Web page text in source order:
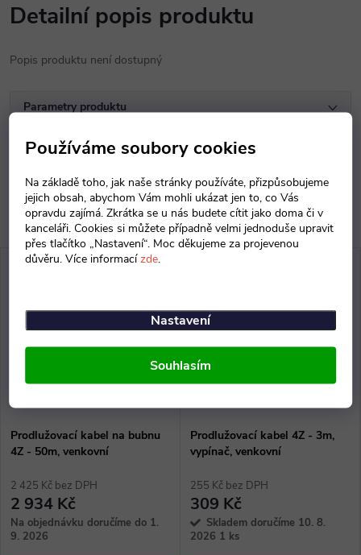
Používáme soubory cookies
Na základě toho, jak naše stránky používáte, přizpůsobujeme
jejich obsah, abychom Vám mohli ukázat jen to, co Vás
opravdu zajímá. Zkrátka se u nás budete cítit jako doma či v
kanceláři. Cookies si můžete případně velmi jednoduše upravit
přes tlačítko „Nastavení“. Moc děkujeme za projevenou
důvěru. Více informacízde.
Nastavení
Souhlasím
Detailní popis produktu
Popis produktu není dostupný
Parametry produktu
Diskuse
Prodlužovací kabel na bubnu
4Z - 50m, venkovní
2 425 Kč bez DPH
2 934 Kč
Na objednávku doručíme do 1.
9. 2026
Prodlužovací kabel 4Z - 3m,
vypínač, venkovní
255 Kč bez DPH
309 Kč
Skladem doručíme 10. 8.
2026 1 ks